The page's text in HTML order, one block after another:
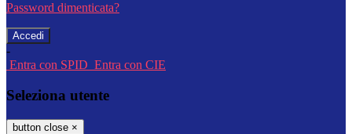
Password dimenticata?
-
Entra con SPID Entra con CIE
Seleziona utente
button close ×